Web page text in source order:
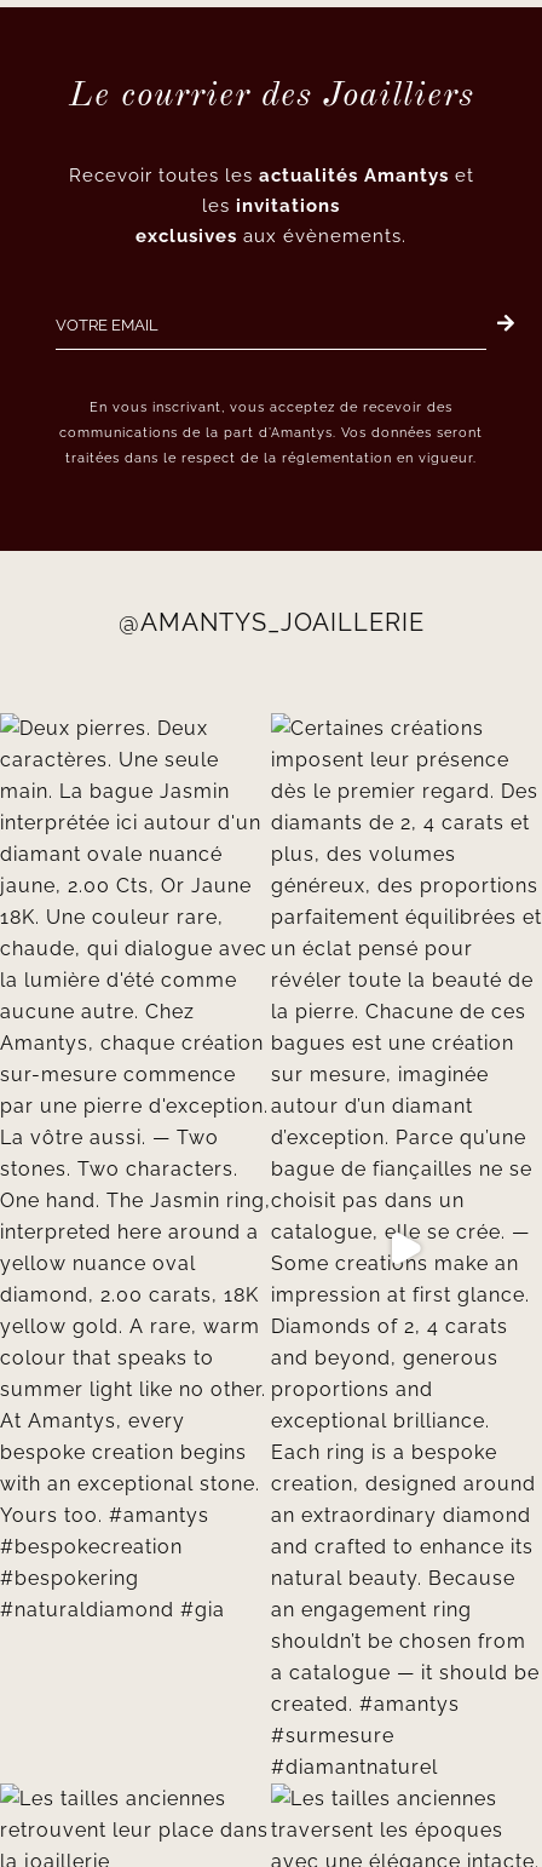
Le courrier des Joailliers
Recevoir toutes les actualités Amantys et
les invitations
exclusives aux évènements.
En vous inscrivant, vous acceptez de recevoir des
communications de la part d’Amantys. Vos données seront
traitées dans le respect de la réglementation en vigueur.
@AMANTYS_JOAILLERIE